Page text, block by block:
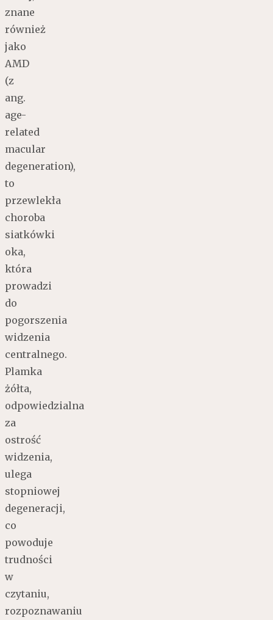
znane
również
jako
AMD
(z
ang.
age-
related
macular
degeneration),
to
przewlekła
choroba
siatkówki
oka,
która
prowadzi
do
pogorszenia
widzenia
centralnego.
Plamka
żółta,
odpowiedzialna
za
ostrość
widzenia,
ulega
stopniowej
degeneracji,
co
powoduje
trudności
w
czytaniu,
rozpoznawaniu